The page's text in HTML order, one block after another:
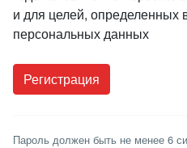
и для целей, определенных
персональных данных
Пароль должен быть не менее 6